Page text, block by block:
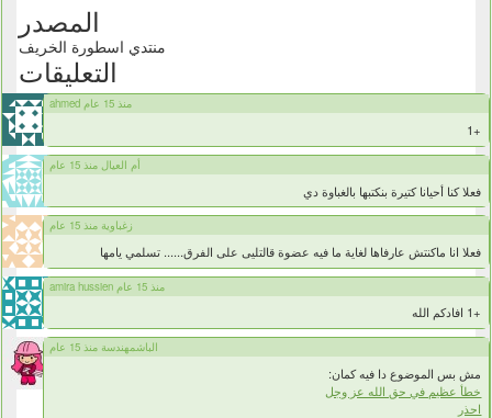
المصدر
منتدي اسطورة الخريف
التعليقات
ahmed منذ 15 عام
+1
أم العيال منذ 15 عام
فعلا كنا أحيانا كتيرة بنكتبها بالغباوة دي
زغباوية منذ 15 عام
فعلا انا ماكنتش عارفاها لغاية ما فيه عضوة قالتليى على الفرق...... تسلمي يامها
amira hussien منذ 15 عام
+1 افادكم الله
الباشمهندسة منذ 15 عام
مش بس الموضوع دا فيه كمان:
خطأ عظيم في حق الله عز وجل
احذر